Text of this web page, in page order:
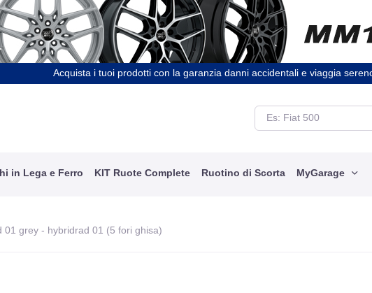
Acquista i tuoi prodotti con la garanzia danni accidentali e viaggia
in Lega e Ferro KIT Ruote Complete Ruotino di Scorta MyGarage
01 grey - hybridrad 01 (5 fori ghisa)